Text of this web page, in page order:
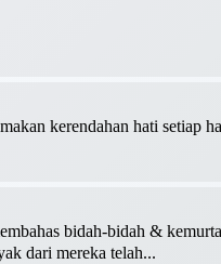
kerendahan hati setiap
bidah-bidah &
dari mereka telah...